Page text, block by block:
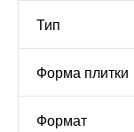
Тип
Форма плитки
Формат